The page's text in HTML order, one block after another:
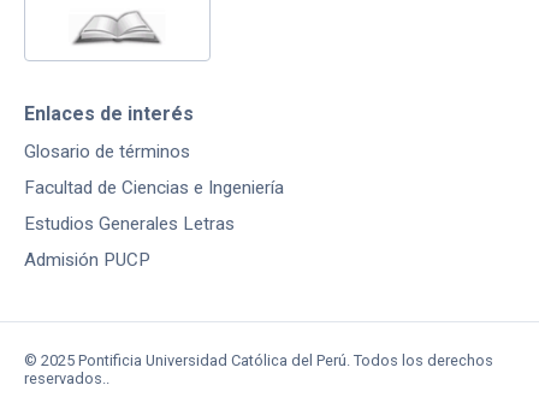
Enlaces de interés
Glosario de términos
Facultad de Ciencias e Ingeniería
Estudios Generales Letras
Admisión PUCP
© 2025 Pontificia Universidad Católica del Perú. Todos los derechos
reservados..